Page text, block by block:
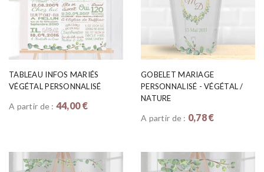
TABLEAU INFOS MARIÉS
VÉGÉTAL PERSONNALISÉ
A partir de : 44,00 €
GOBELET MARIAGE
PERSONNALISÉ - VÉGÉTAL /
NATURE
A partir de : 0,78 €